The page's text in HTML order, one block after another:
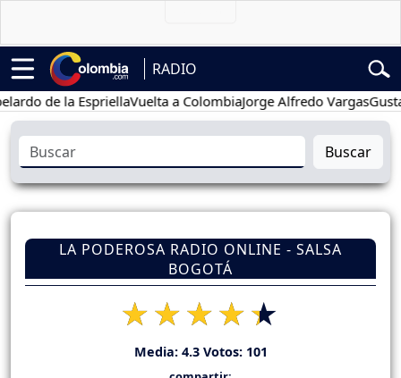
RADIO
de la EspriellaVuelta a ColombiaJorge Alfredo VargasGustavo
Buscar
LA PODEROSA RADIO ONLINE - SALSA
BOGOTÁ
Media: 4.3Votos: 101